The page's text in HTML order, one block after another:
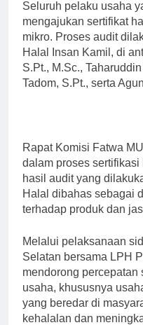
Seluruh pelaku usaha
mengajukan sertifikat
mikro. Proses audit
Halal Insan Kamil, di
S.Pt., M.Sc.,
Tadom, S.Pt., serta
Rapat Komisi Fatwa
dalam proses sertifikasi
hasil audit yang
Halal dibahas sebagai
terhadap produk dan
Melalui pelaksanaan
Selatan bersama LPH
mendorong
usaha, khususnya
yang beredar di
kehalalan dan